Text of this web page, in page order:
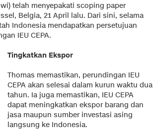
telah menyepakati scoping paper
Belgia, 21 April lalu. Dari sini, selama
Indonesia mendapatkan persetujuan
IEU CEPA.
Tingkatkan Ekspor
Thomas memastikan, perundingan IEU
CEPA akan selesai dalam kurun waktu dua
tahun. Ia juga memastikan, IEU CEPA
dapat meningkatkan ekspor barang dan
jasa maupun sumber investasi asing
langsung ke Indonesia.